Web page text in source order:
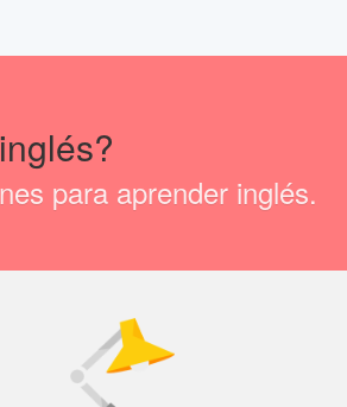
para aprender inglés.